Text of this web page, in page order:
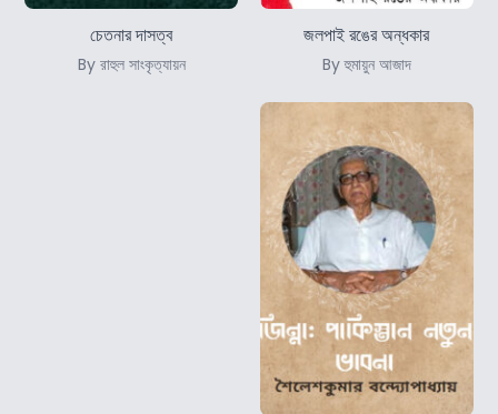
চেতনার দাসত্ব
By রাহুল সাংকৃত্যায়ন
জলপাই রঙের অন্ধকার
By হুমায়ুন আজাদ